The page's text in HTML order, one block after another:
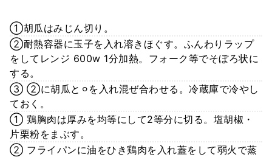
①胡瓜はみじん切り。
②耐熱容器に玉子を入れ溶きほぐす。ふんわりラップ
をしてレンジ 600w 1分加熱。フォーク等でそぼろ状に
する。
③ ②に胡瓜と⚪︎を入れ混ぜ合わせる。冷蔵庫で冷やし
ておく。
① 鶏胸肉は厚みを均等にして2等分に切る。塩胡椒・
片栗粉をまぶす。
② フライパンに油をひき鶏肉を入れ蓋をして弱火で蒸